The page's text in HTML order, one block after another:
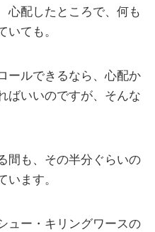
配したところで、何も
いても。
ールできるなら、心配か
ばいいのですが、そんな
間も、その半分ぐらいの
います。
ュー・キリングワースの